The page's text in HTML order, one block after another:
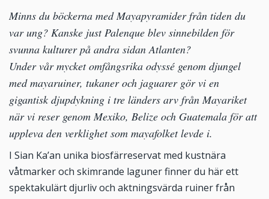
Minns du böckerna med Mayapyramider från tiden du
var ung? Kanske just Palenque blev sinnebilden för
svunna kulturer på andra sidan Atlanten?
Under vår mycket omfångsrika odyssé genom djungel
med mayaruiner, tukaner och jaguarer gör vi en
gigantisk djupdykning i tre länders arv från Mayariket
när vi reser genom Mexiko, Belize och Guatemala för att
uppleva den verklighet som mayafolket levde i.
I Sian Ka’an unika biosfärreservat med kustnära
våtmarker och skimrande laguner finner du här ett
spektakulärt djurliv och aktningsvärda ruiner från